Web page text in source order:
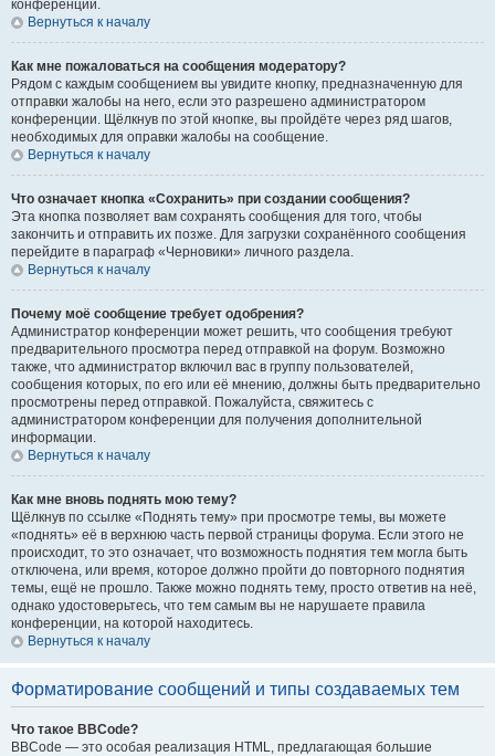
конференции.
Вернуться к началу
Как мне пожаловаться на сообщения модератору?
Рядом с каждым сообщением вы увидите кнопку, предназначенную для
отправки жалобы на него, если это разрешено администратором
конференции. Щёлкнув по этой кнопке, вы пройдёте через ряд шагов,
необходимых для оправки жалобы на сообщение.
Вернуться к началу
Что означает кнопка «Сохранить» при создании сообщения?
Эта кнопка позволяет вам сохранять сообщения для того, чтобы
закончить и отправить их позже. Для загрузки сохранённого сообщения
перейдите в параграф «Черновики» личного раздела.
Вернуться к началу
Почему моё сообщение требует одобрения?
Администратор конференции может решить, что сообщения требуют
предварительного просмотра перед отправкой на форум. Возможно
также, что администратор включил вас в группу пользователей,
сообщения которых, по его или её мнению, должны быть предварительно
просмотрены перед отправкой. Пожалуйста, свяжитесь с
администратором конференции для получения дополнительной
информации.
Вернуться к началу
Как мне вновь поднять мою тему?
Щёлкнув по ссылке «Поднять тему» при просмотре темы, вы можете
«поднять» её в верхнюю часть первой страницы форума. Если этого не
происходит, то это означает, что возможность поднятия тем могла быть
отключена, или время, которое должно пройти до повторного поднятия
темы, ещё не прошло. Также можно поднять тему, просто ответив на неё,
однако удостоверьтесь, что тем самым вы не нарушаете правила
конференции, на которой находитесь.
Вернуться к началу
Форматирование сообщений и типы создаваемых тем
Что такое BBCode?
BBCode — это особая реализация HTML, предлагающая большие